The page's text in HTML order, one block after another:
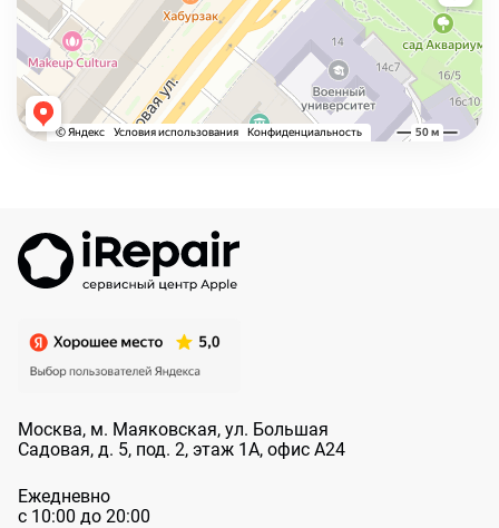
Москва, м. Маяковская, ул. Большая
Садовая, д. 5, под. 2, этаж 1А, офис А24
Ежедневно
с 10:00 до 20:00